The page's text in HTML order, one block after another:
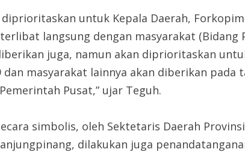
untuk Kepala Daerah,
langsung dengan masyarakat (Bidang
juga, namun akan diprioritaskan
masyarakat lainnya akan diberikan pada
Pusat,” ujar Teguh.
simbolis, oleh Sektetaris Daerah
dilakukan juga